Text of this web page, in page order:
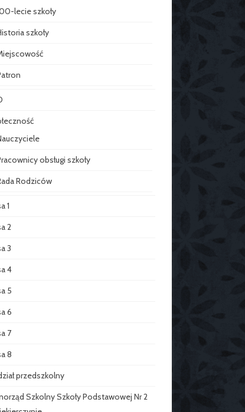
lecie szkoły
szkoły
obsługi szkoły
Rodziców
1
2
3
4
5
6
7
8
przedszkolny
Szkolny Szkoły Podstawowej Nr 2